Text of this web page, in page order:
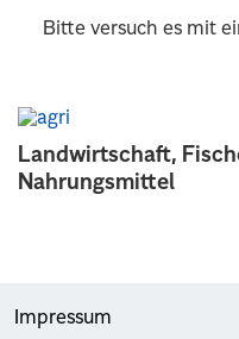
Landwirtschaft,
Nahrungsmittel
Bitte versuch es mit
Impressum